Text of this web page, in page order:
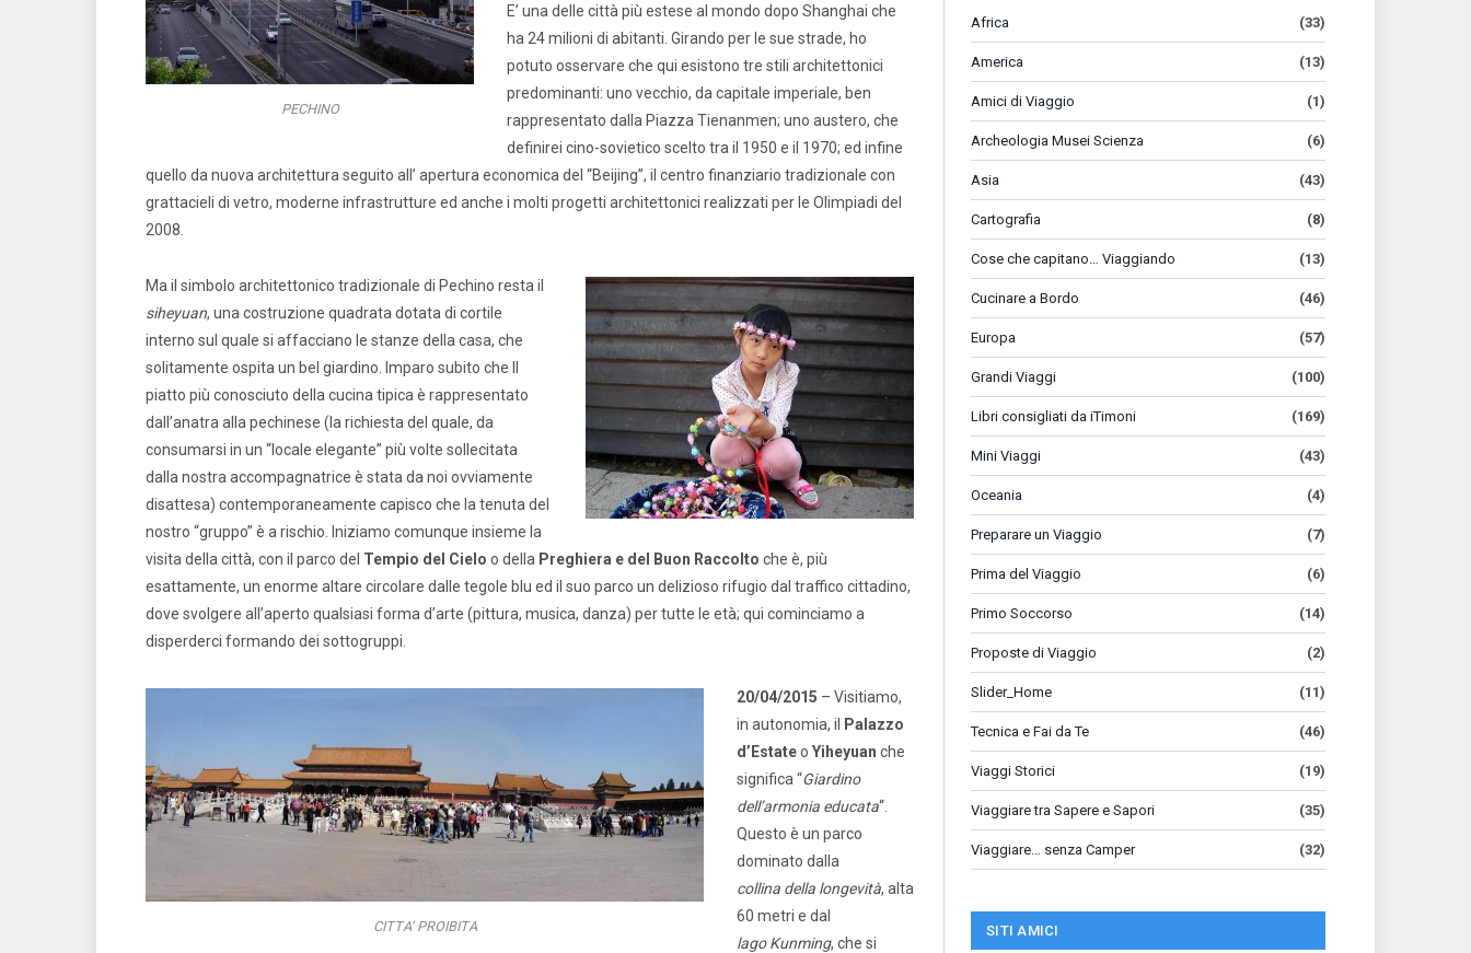
PECHINO
E’ una delle città più estese al mondo dopo Shanghai che
ha 24 milioni di abitanti. Girando per le sue strade, ho
potuto osservare che qui esistono tre stili architettonici
predominanti: uno vecchio, da capitale imperiale, ben
rappresentato dalla Piazza Tienanmen; uno austero, che
definirei cino-sovietico scelto tra il 1950 e il 1970; ed infine
quello da nuova architettura seguito all’ apertura economica del “Beijing”, il centro finanziario tradizionale con
grattacieli di vetro, moderne infrastrutture ed anche i molti progetti architettonici realizzati per le Olimpiadi del
2008.
Ma il simbolo architettonico tradizionale di Pechino resta il
siheyuan, una costruzione quadrata dotata di cortile
interno sul quale si affacciano le stanze della casa, che
solitamente ospita un bel giardino. Imparo subito che Il
piatto più conosciuto della cucina tipica è rappresentato
dall’anatra alla pechinese (la richiesta del quale, da
consumarsi in un “locale elegante” più volte sollecitata
dalla nostra accompagnatrice è stata da noi ovviamente
disattesa) contemporaneamente capisco che la tenuta del
nostro “gruppo” è a rischio. Iniziamo comunque insieme la
visita della città, con il parco del Tempio del Cielo o della Preghiera e del Buon Raccolto che è, più
esattamente, un enorme altare circolare dalle tegole blu ed il suo parco un delizioso rifugio dal traffico cittadino,
dove svolgere all’aperto qualsiasi forma d’arte (pittura, musica, danza) per tutte le età; qui cominciamo a
disperderci formando dei sottogruppi.
CITTA’ PROIBITA
20/04/2015 – Visitiamo,
in autonomia, il
Palazzo
d’Estateo Yiheyuan che
significa “Giardino
dell’armonia educata“.
Questo è un parco
dominato dalla
collina della longevità, alta
60 metri e dal
lagoKunming, che si
Africa (33)
America (13)
Amici di Viaggio (1)
Archeologia Musei Scienza (6)
Asia (43)
Cartografia (8)
Cose che capitano… Viaggiando (13)
Cucinare a Bordo (46)
Europa (57)
Grandi Viaggi (100)
Libri consigliati da iTimoni (169)
Mini Viaggi (43)
Oceania (4)
Preparare un Viaggio (7)
Prima del Viaggio (6)
Primo Soccorso (14)
Proposte di Viaggio (2)
Slider_Home (11)
Tecnica e Fai da Te (46)
Viaggi Storici (19)
Viaggiare tra Sapere e Sapori (35)
Viaggiare… senza Camper (32)
SITI AMICI